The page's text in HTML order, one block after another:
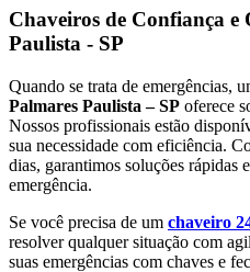
Chaveiros de Confiança e
Paulista - SP
Quando se trata de emergências,
Palmares Paulista – SP oferece
Nossos profissionais estão
sua necessidade com eficiência.
dias, garantimos soluções rápidas
emergência.
Se você precisa de um chaveiro
resolver qualquer situação com
suas emergências com chaves e